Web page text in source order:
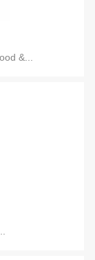
&...